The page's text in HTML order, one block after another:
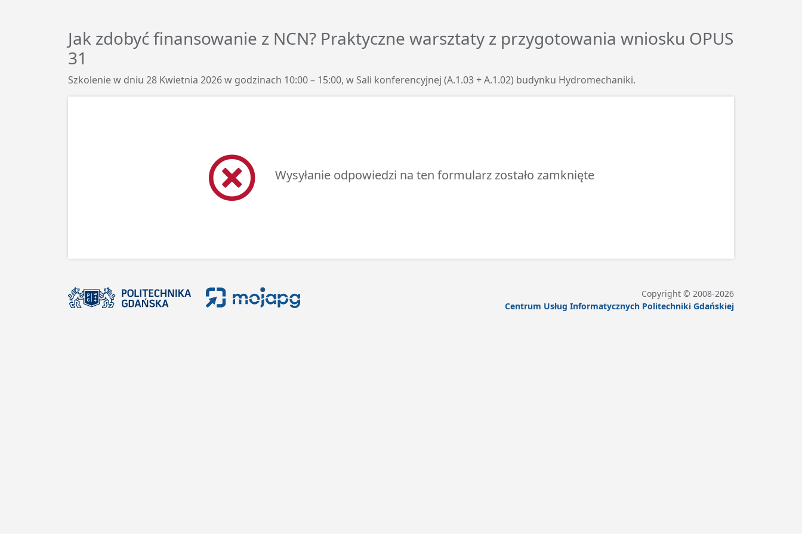
Jak zdobyć finansowanie z NCN? Praktyczne warsztaty z przygotowania wniosku OPUS
31
Szkolenie w dniu 28 Kwietnia 2026 w godzinach 10:00 – 15:00, w Sali konferencyjnej (A.1.03 + A.1.02) budynku Hydromechaniki.
Wysyłanie odpowiedzi na ten formularz zostało zamknięte
Copyright © 2008-2026
Centrum Usług Informatycznych Politechniki Gdańskiej